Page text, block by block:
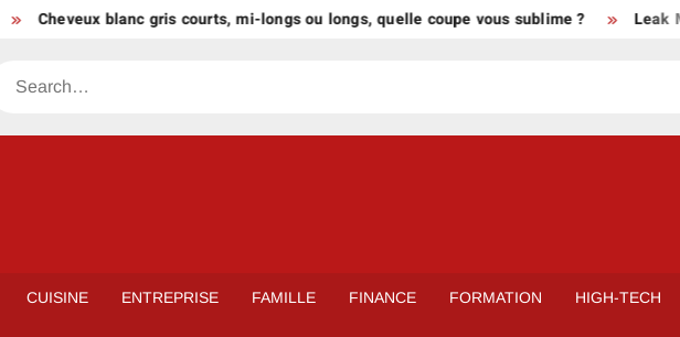
Cheveux blanc gris courts, mi-longs ou longs, quelle coupe vous sublime ? Leak
Search
CUISINE ENTREPRISE FAMILLE FINANCE FORMATION HIGH-TECH